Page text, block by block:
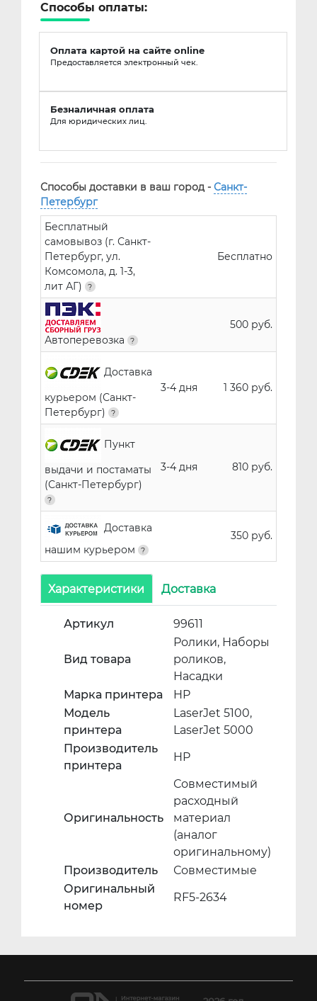
Способы оплаты:
Оплата картой на сайте online
Предоставляется электронный чек.
Безналичная оплата
Для юридических лиц.
Способы доставки в ваш город - Санкт-
Петербург
Бесплатный
самовывоз (г. Санкт-
Петербург, ул.
Комсомола, д. 1-3,
лит АГ)
Бесплатно
Автоперевозка
500 руб.
Доставка
курьером (Санкт-
Петербург)
3-4 дня 1 360 руб.
Пункт
выдачи и постаматы
(Санкт-Петербург)
3-4 дня 810 руб.
Доставка
нашим курьером
350 руб.
Характеристики Доставка
Артикул 99611
Вид товара
Ролики, Наборы
роликов,
Насадки
Марка принтера
HP
Модель
принтера
LaserJet 5100,
LaserJet 5000
Производитель
принтера
HP
Оригинальность
Совместимый
расходный
материал
(аналог
оригинальному)
Производитель
Совместимые
Оригинальный
номер
RF5-2634